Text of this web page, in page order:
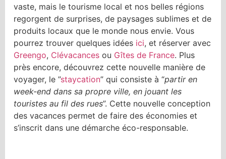
vaste, mais le tourisme local et nos belles régions
regorgent de surprises, de paysages sublimes et de
produits locaux que le monde nous envie. Vous
pourrez trouver quelques idées ici, et réserver avec
Greengo, Clévacances ou Gîtes de France. Plus
près encore, découvrez cette nouvelle manière de
voyager, le ”staycation” qui consiste à “partir en
week-end dans sa propre ville, en jouant les
touristes au fil des rues”. Cette nouvelle conception
des vacances permet de faire des économies et
s’inscrit dans une démarche éco-responsable.